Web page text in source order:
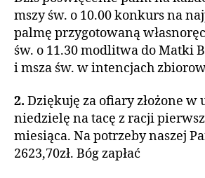
mszy św. o 10.00 konkurs na
palmę przygotowaną
św. o 11.30 modlitwa do Matki
i msza św. w intencjach
2. Dziękuję za ofiary złożone w
niedzielę na tacę z racji
miesiąca. Na potrzeby naszej
2623,70zł. Bóg zapłać